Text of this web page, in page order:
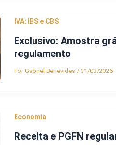
IVA: IBS e CBS
Exclusivo: Amostra
regulamento
PorGabriel Benevides / 31/03/2026
Economia
Receita e PGFN